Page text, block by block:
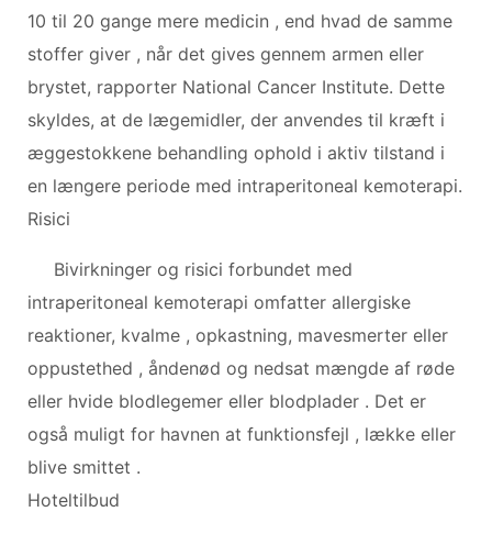
10 til 20 gange mere medicin , end hvad de samme
stoffer giver , når det gives gennem armen eller
brystet, rapporter National Cancer Institute. Dette
skyldes, at de lægemidler, der anvendes til kræft i
æggestokkene behandling ophold i aktiv tilstand i
en længere periode med intraperitoneal kemoterapi.
Risici
Bivirkninger og risici forbundet med
intraperitoneal kemoterapi omfatter allergiske
reaktioner, kvalme , opkastning, mavesmerter eller
oppustethed , åndenød og nedsat mængde af røde
eller hvide blodlegemer eller blodplader . Det er
også muligt for havnen at funktionsfejl , lække eller
blive smittet .
Hoteltilbud